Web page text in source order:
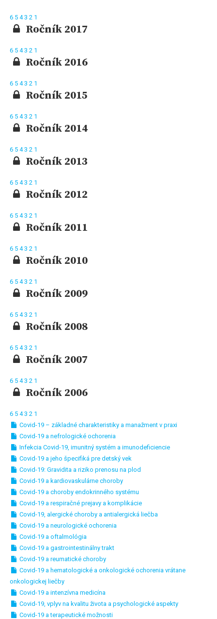
6 5 43 2 1
Ročník 2017
6 5 43 2 1
Ročník 2016
6 5 43 2 1
Ročník 2015
6 5 43 2 1
Ročník 2014
6 5 43 2 1
Ročník 2013
6 5 43 2 1
Ročník 2012
6 5 43 2 1
Ročník 2011
6 5 43 2 1
Ročník 2010
6 5 43 2 1
Ročník 2009
6 5 43 2 1
Ročník 2008
6 5 43 2 1
Ročník 2007
6 5 43 2 1
Ročník 2006
6 5 43 2 1
Covid-19 – základné charakteristiky a manažment v praxi
Covid-19 a nefrologické ochorenia
Infekcia Covid-19, imunitný systém a imunodeficiencie
Covid-19 a jeho špecifiká pre detský vek
Covid-19: Gravidita a riziko prenosu na plod
Covid-19 a kardiovaskulárne choroby
Covid-19 a choroby endokrinného systému
Covid-19 a respiračné prejavy a komplikácie
Covid-19, alergické choroby a antialergická liečba
Covid-19 a neurologické ochorenia
Covid-19 a oftalmológia
Covid-19 a gastrointestinálny trakt
Covid-19 a reumatické choroby
Covid-19 a hematologické a onkologické ochorenia vrátane
onkologickej liečby
Covid-19 a intenzívna medicína
Covid-19, vplyv na kvalitu života a psychologické aspekty
Covid-19 a terapeutické možnosti